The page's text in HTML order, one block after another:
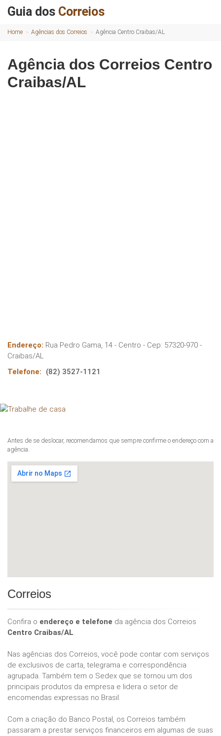
Guia dos Correios
Home Agências dos Correios Agência Centro Craibas/AL
Agência dos Correios Centro
Craibas/AL
Endereço: Rua Pedro Gama, 14 - Centro - Cep: 57320-970 -
Craibas/AL
Telefone:
(82) 3527-1121
Antes de se deslocar, recomendamos que sempre confirme o endereço com a
agência.
Correios
Confira o endereço e telefone da agência dos Correios
Centro Craibas/AL.
Nas agências dos Correios, você pode contar com serviços
de exclusivos de carta, telegrama e correspondência
agrupada. Também tem o Sedex que se tornou um dos
principais produtos da empresa e lidera o setor de
encomendas expressas no Brasil.
Com a criação do Banco Postal, os Correios também
passaram a prestar serviços financeiros em algumas de suas